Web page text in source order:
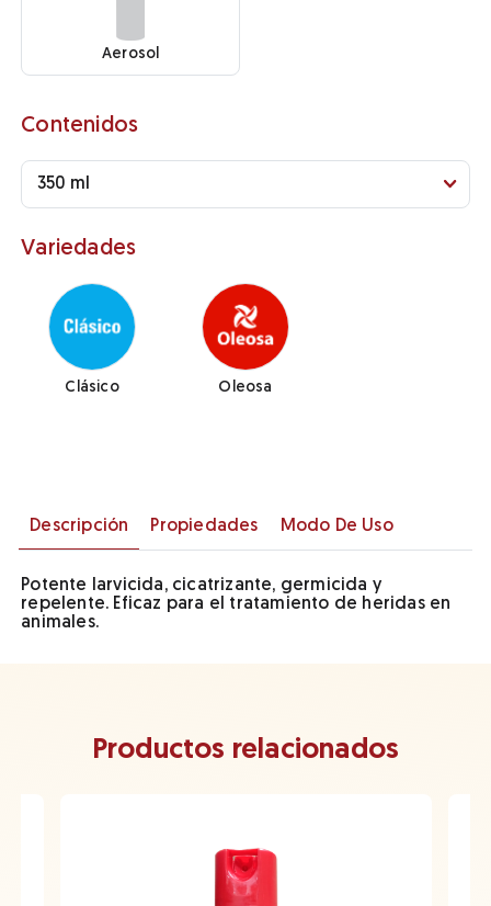
Aerosol
Contenidos
Variedades
Clásico Oleosa
Descripción Propiedades Modo De Uso
Potente larvicida, cicatrizante, germicida y
repelente. Eficaz para el tratamiento de heridas en
animales.
Productos relacionados